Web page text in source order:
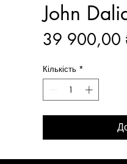
John
39 900,00
Кількість *